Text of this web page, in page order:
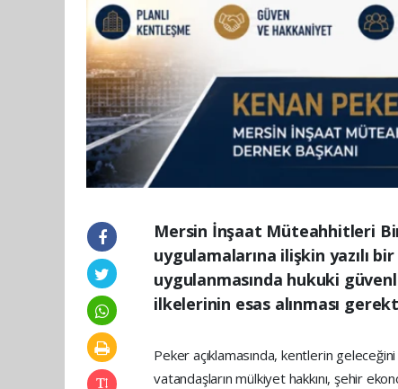
Mersin İnşaat Müteahhitleri
uygulamalarına ilişkin yazılı
uygulanmasında hukuki
ilkelerinin esas alınması
Peker açıklamasında, kentlerin
vatandaşların mülkiyet hakkını, şehir